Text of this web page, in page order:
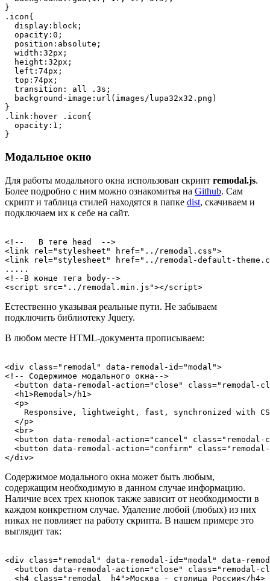
}
.icon{
  display:block;
  opacity:0;
  position:absolute;
  width:32px;
  height:32px;
  left:74px;
  top:74px;
  transition: all .3s;
  background-image:url(images/lupa32x32.png)
}
.link:hover .icon{
  opacity:1;
}
Модальное окно
Для работы модального окна использован скрипт remodal.js.
Более подробно с ним можно ознакомитья на Github. Сам
скрипт и таблица стилей находятся в папке dist, скачиваем и
подключаем их к себе на сайт.
<!--   В теге head  -->
<link rel="stylesheet" href="../remodal.css">
<link rel="stylesheet" href="../remodal-default-
.....
<!--В конце тега body-->
Естественно указывая реальные пути. Не забываем
подключить библиотеку Jquery.
В любом месте HTML-документа прописываем:
<div class="remodal" data-remodal-id="modal">
<!-- Содержимое модального окна-->
<button data-remodal-action="close" class="remodal-
  <h1>Remodal>/h1>
  <p>
Responsive, lightweight, fast, synchronized with
  </p>
  <br>
<button data-remodal-action="cancel" class="remodal-
<button data-remodal-action="confirm"
Содержимое модального окна может быть любым,
содержащим необходимую в данном случае информацию.
Наличие всех трех кнопок также зависит от необходимости в
каждом конкретном случае. Удаление любой (любых) из них
никах не повлияет на работу скрипта. В нашем примере это
выглядит так:
<div class="remodal" data-remodal-id="modal" data-
<button data-remodal-action="close" class="remodal-
  <h4 class="remodal__h4">Москва - столица России</h4>